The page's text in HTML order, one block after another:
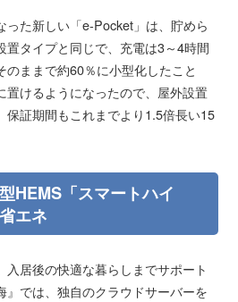
った新しい「e-Pocket」は、貯めら
置タイプと同じで、充電は3～4時間
ままで約60％に小型化したこと
置けるようになったので、屋外設置
保証期間もこれまでより1.5倍長い15
HEMS「スマートハイ
エネ
居後の快適な暮らしまでサポート
』では、独自のクラウドサーバーを